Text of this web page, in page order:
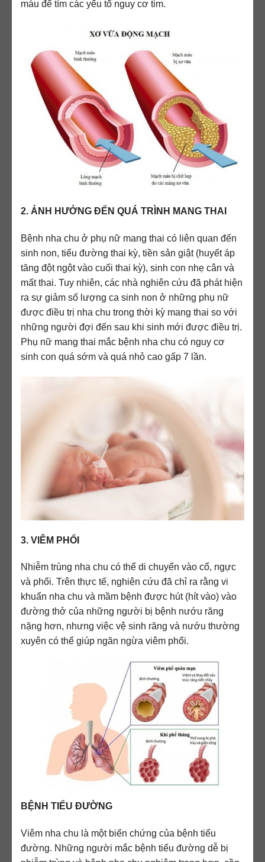
máu để tìm các yếu tố nguy cơ tim.
2. ẢNH HƯỞNG ĐẾN QUÁ TRÌNH MANG THAI
Bệnh nha chu ở phụ nữ mang thai có liên quan đến
sinh non, tiểu đường thai kỳ, tiền sản giật (huyết áp
tăng đột ngột vào cuối thai kỳ), sinh con nhẹ cân và
mất thai. Tuy nhiên, các nhà nghiên cứu đã phát hiện
ra sự giảm số lượng ca sinh non ở những phụ nữ
được điều trị nha chu trong thời kỳ mang thai so với
những người đợi đến sau khi sinh mới được điều trị.
Phụ nữ mang thai mắc bệnh nha chu có nguy cơ
sinh con quá sớm và quá nhỏ cao gấp 7 lần.
3. VIÊM PHỔI
Nhiễm trùng nha chu có thể di chuyển vào cổ, ngực
và phổi. Trên thực tế, nghiên cứu đã chỉ ra rằng vi
khuẩn nha chu và mầm bệnh được hút (hít vào) vào
đường thở của những người bị bệnh nướu răng
nặng hơn, nhưng việc vệ sinh răng và nướu thường
xuyên có thể giúp ngăn ngừa viêm phổi.
BỆNH TIỂU ĐƯỜNG
Viêm nha chu là một biến chứng của bệnh tiểu
đường. Những người mắc bệnh tiểu đường dễ bị